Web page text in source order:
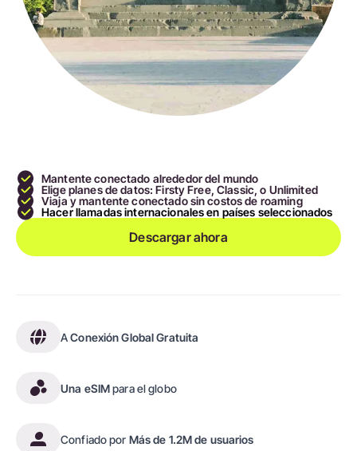
Mantente conectado alrededor del mundo
Elige planes de datos: Firsty Free, Classic, o Unlimited
Viaja y mantente conectado sin costos de roaming
Hacer llamadas internacionales en países seleccionados
Descargar ahora
AConexión Global Gratuita
Una eSIMpara el globo
Confiado por Más de 1.2M de usuarios